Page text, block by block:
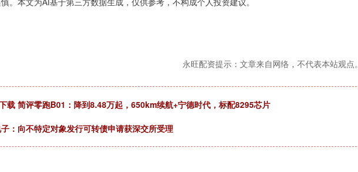
永旺配资提示：文章来自网络，不代表本站观点。
载 简评零跑B01：降到8.48万起，650km续航+宁德时代，标配8295芯片
：向不特定对象发行可转债申请获深交所受理